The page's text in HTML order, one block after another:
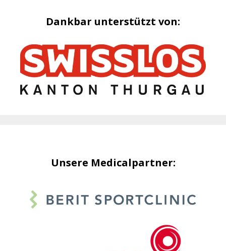
Dankbar unterstützt von:
Unsere Medicalpartner: